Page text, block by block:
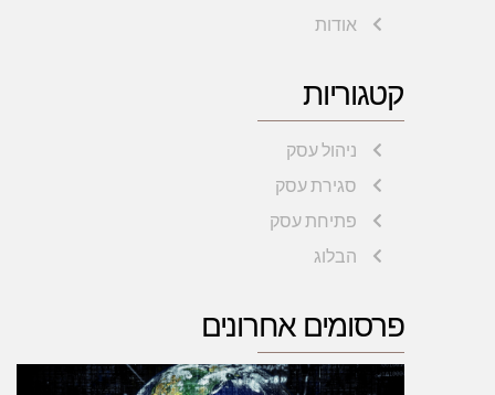
אודות
קטגוריות
ניהול עסק
סגירת עסק
פתיחת עסק
הבלוג
פרסומים אחרונים